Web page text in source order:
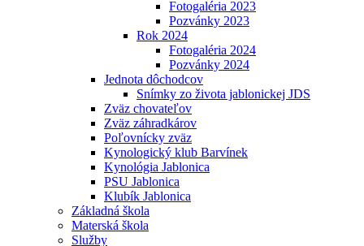
Fotogaléria 2023
Pozvánky 2023
Rok 2024
Fotogaléria 2024
Pozvánky 2024
Jednota dôchodcov
Snímky zo života jablonickej JDS
Zväz chovateľov
Zväz záhradkárov
Poľovnícky zväz
Kynologický klub Barvínek
Kynológia Jablonica
PSU Jablonica
Klubík Jablonica
Základná škola
Materská škola
Služby